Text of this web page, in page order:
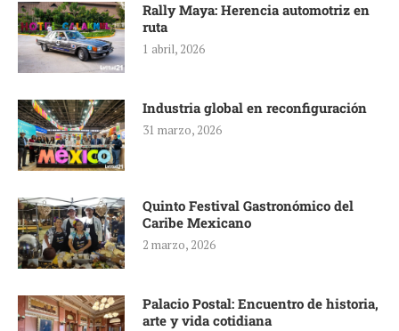
Rally Maya: Herencia automotriz en
ruta
1 abril, 2026
Industria global en reconfiguración
31 marzo, 2026
Quinto Festival Gastronómico del
Caribe Mexicano
2 marzo, 2026
Palacio Postal: Encuentro de historia,
arte y vida cotidiana